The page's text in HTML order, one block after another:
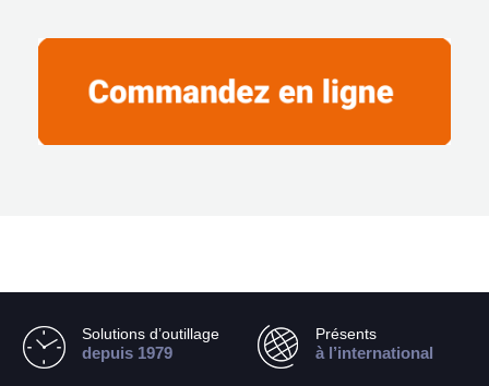
Solutions d’outillage
depuis 1979
Présents
à l’international